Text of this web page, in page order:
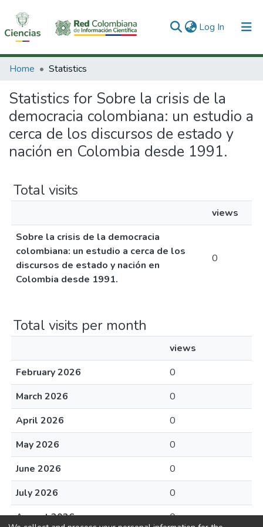
Log In (current)
Communities & Collections
All of DSpace
Home Statistics
Statistics for Sobre la crisis de la
democracia colombiana: un estudio a
cerca de los discursos de estado y
nación en Colombia desde 1991.
Total visits
views
Sobre la crisis de la democracia
colombiana: un estudio a cerca de los
discursos de estado y nación en
Colombia desde 1991.
0
Total visits per month
views
February 2026
0
March 2026
0
April 2026
0
May 2026
0
June 2026
0
July 2026
0
August 2026
0